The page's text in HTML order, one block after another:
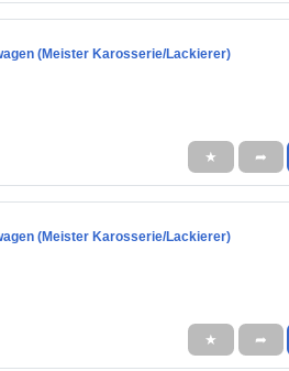
(Meister Karosserie/Lackierer)
★ ➦
(Meister Karosserie/Lackierer)
★ ➦